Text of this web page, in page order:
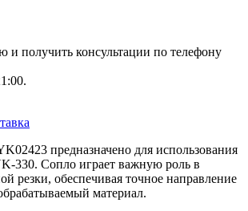
и получить консультации по телефону
предназначено для использования
330. Сопло играет важную роль в
резки, обеспечивая точное направление
материал.